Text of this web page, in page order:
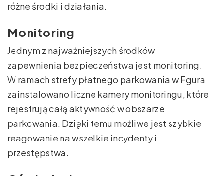
różne środki i działania.
Monitoring
Jednym z najważniejszych środków
zapewnienia bezpieczeństwa jest monitoring.
W ramach strefy płatnego parkowania w Fgura
zainstalowano liczne kamery monitoringu, które
rejestrują całą aktywność w obszarze
parkowania. Dzięki temu możliwe jest szybkie
reagowanie na wszelkie incydenty i
przestępstwa.